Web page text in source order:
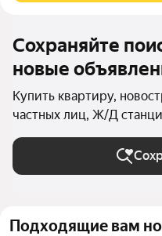
Сохраняйте
новые
Купить квартиру,
частных лиц, Ж/Д
Подходящие вам